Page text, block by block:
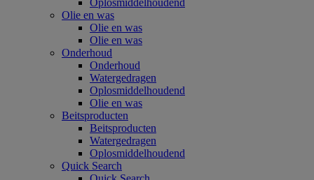
Oplosmiddelhoudend
Olie en was
Olie en was
Olie en was
Onderhoud
Onderhoud
Watergedragen
Oplosmiddelhoudend
Olie en was
Beitsproducten
Beitsproducten
Watergedragen
Oplosmiddelhoudend
Quick Search